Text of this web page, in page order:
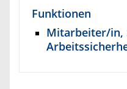
Funktionen
Mitarbeiter/in,